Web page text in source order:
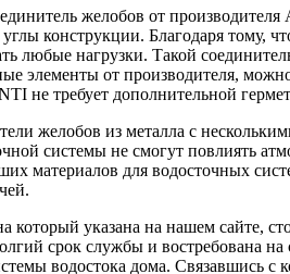
желобов от
конструкции. Благодаря тому,
любые нагрузки. Такой
элементы от производителя,
не требует дополнительной
желобов из металла с
системы не смогут повлиять
материалов для водосточных
который указана на нашем сайте,
срок службы и востребована
водостока дома. Связавшись